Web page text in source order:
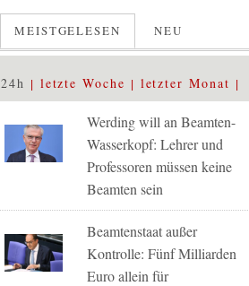
MEISTGELESEN NEU
24h letzte Woche letzter Monat
Werding will an Beamten-
Wasserkopf: Lehrer und
Professoren müssen keine
Beamten sein
Beamtenstaat außer
Kontrolle: Fünf Milliarden
Euro allein für